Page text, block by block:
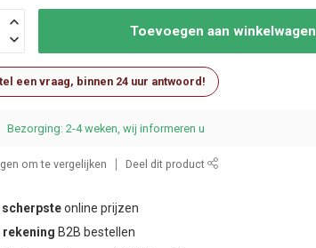
Toevoegen aan winkelwagen
een vraag, binnen 24 uur antwoord!
Bezorging: 2-4 weken, wij informeren u
om te vergelijken Deel dit product
scherpsteonline prijzen
rekening B2B bestellen